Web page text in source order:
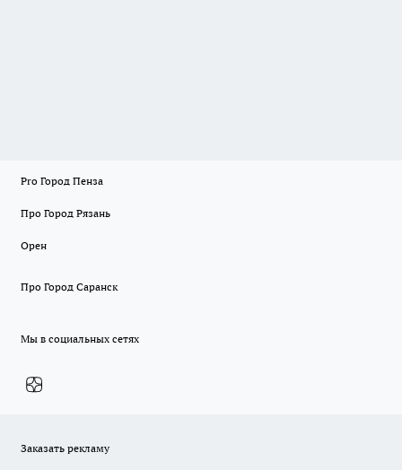
Pro Город Пенза
Про Город Рязань
Орен
Про Город Саранск
Мы в социальных сетях
Заказать рекламу